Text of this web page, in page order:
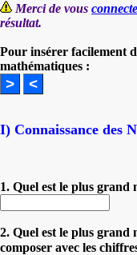
Merci de vous
résultat.
Pour insérer facilement
mathématiques :
I) Connaissance des
1. Quel est le plus grand
2. Quel est le plus grand
composer avec les